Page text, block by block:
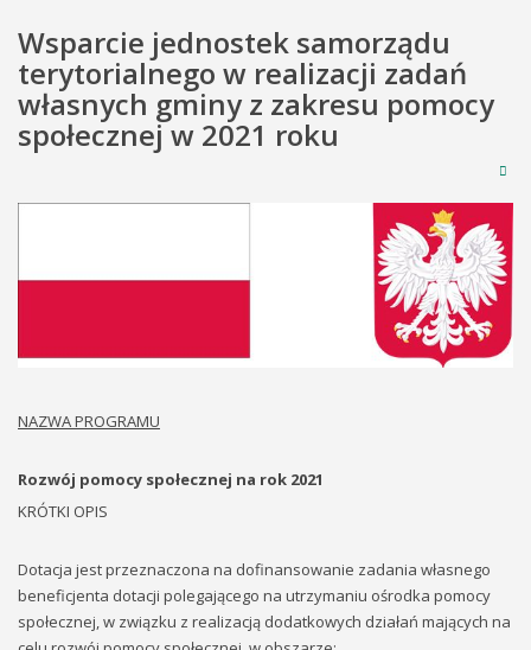
Wsparcie jednostek samorządu
terytorialnego w realizacji zadań
własnych gminy z zakresu pomocy
społecznej w 2021 roku
NAZWA PROGRAMU
Rozwój pomocy społecznej na rok 2021
KRÓTKI OPIS
Dotacja jest przeznaczona na dofinansowanie zadania własnego
beneficjenta dotacji polegającego na utrzymaniu ośrodka pomocy
społecznej, w związku z realizacją dodatkowych działań mających na